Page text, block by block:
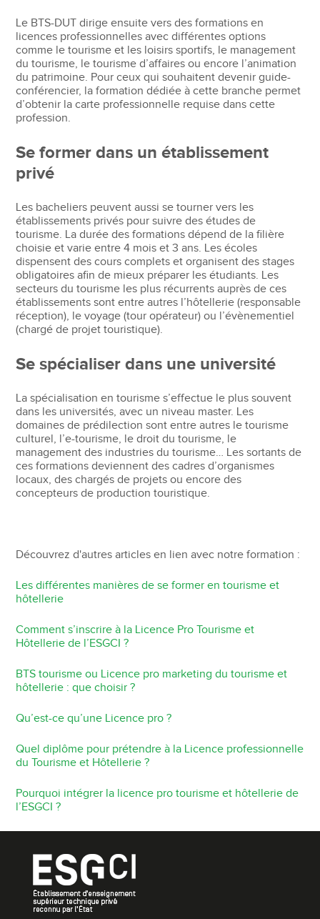
Le BTS-DUT dirige ensuite vers des formations en
licences professionnelles avec différentes options
comme le tourisme et les loisirs sportifs, le management
du tourisme, le tourisme d’affaires ou encore l’animation
du patrimoine. Pour ceux qui souhaitent devenir guide-
conférencier, la formation dédiée à cette branche permet
d’obtenir la carte professionnelle requise dans cette
profession.
Se former dans un établissement
privé
Les bacheliers peuvent aussi se tourner vers les
établissements privés pour suivre des études de
tourisme. La durée des formations dépend de la filière
choisie et varie entre 4 mois et 3 ans. Les écoles
dispensent des cours complets et organisent des stages
obligatoires afin de mieux préparer les étudiants. Les
secteurs du tourisme les plus récurrents auprès de ces
établissements sont entre autres l’hôtellerie (responsable
réception), le voyage (tour opérateur) ou l’évènementiel
(chargé de projet touristique).
Se spécialiser dans une université
La spécialisation en tourisme s’effectue le plus souvent
dans les universités, avec un niveau master. Les
domaines de prédilection sont entre autres le tourisme
culturel, l’e-tourisme, le droit du tourisme, le
management des industries du tourisme… Les sortants de
ces formations deviennent des cadres d’organismes
locaux, des chargés de projets ou encore des
concepteurs de production touristique.
Découvrez d'autres articles en lien avec notre formation :
Les différentes manières de se former en tourisme et
hôtellerie
Comment s’inscrire à la Licence Pro Tourisme et
Hôtellerie de l’ESGCI ?
BTS tourisme ou Licence pro marketing du tourisme et
hôtellerie : que choisir ?
Qu’est-ce qu’une Licence pro ?
Quel diplôme pour prétendre à la Licence professionnelle
du Tourisme et Hôtellerie ?
Pourquoi intégrer la licence pro tourisme et hôtellerie de
l’ESGCI ?